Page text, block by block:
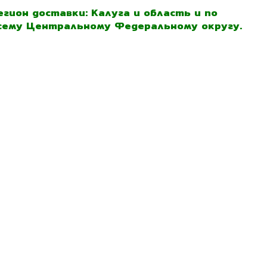
доставки: Калуга и область и по
Центральному Федеральному округу.